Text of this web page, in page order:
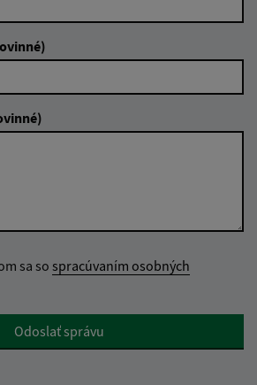
sa so spracúvaním osobných
Odoslať správu